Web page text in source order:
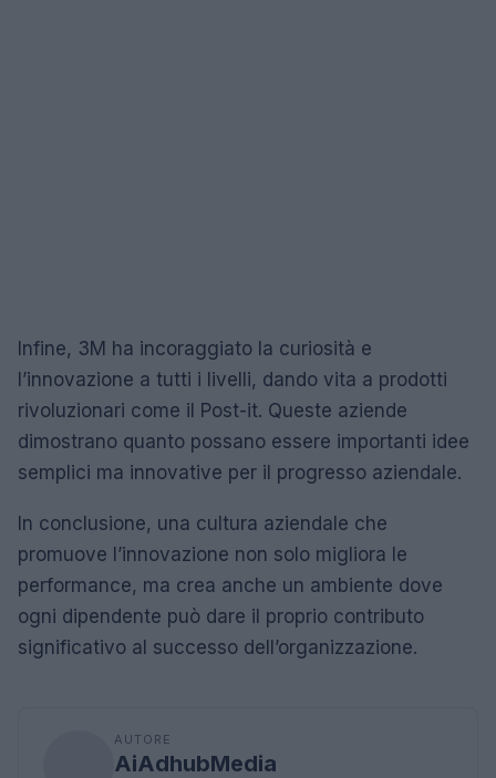
Infine, 3M ha incoraggiato la curiosità e
l’innovazione a tutti i livelli, dando vita a prodotti
rivoluzionari come il Post-it. Queste aziende
dimostrano quanto possano essere importanti idee
semplici ma innovative per il progresso aziendale.
In conclusione, una cultura aziendale che
promuove l’innovazione non solo migliora le
performance, ma crea anche un ambiente dove
ogni dipendente può dare il proprio contributo
significativo al successo dell’organizzazione.
AUTORE
AiAdhubMedia